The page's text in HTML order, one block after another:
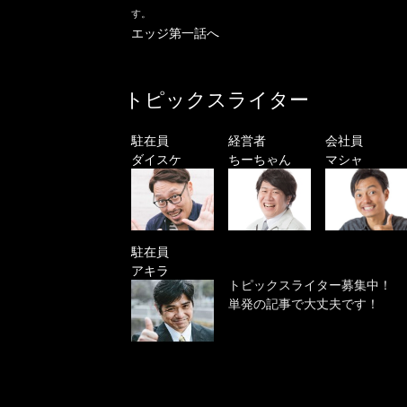
す。
エッジ第一話へ
トピックスライター
駐在員
ダイスケ
経営者
ちーちゃん
会社員
マシャ
駐在員
アキラ
トピックスライター募集中！
単発の記事で大丈夫です！